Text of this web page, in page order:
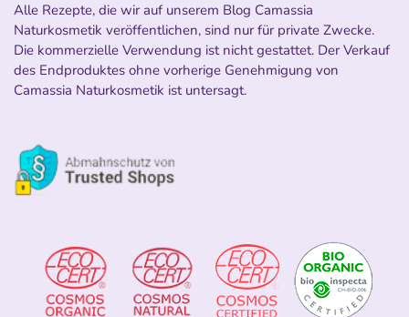
Alle Rezepte, die wir auf unserem Blog Camassia
Naturkosmetik veröffentlichen, sind nur für private Zwecke.
Die kommerzielle Verwendung ist nicht gestattet. Der Verkauf
des Endproduktes ohne vorherige Genehmigung von
Camassia Naturkosmetik ist untersagt.